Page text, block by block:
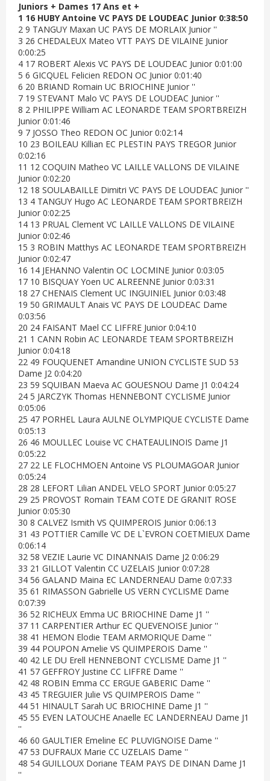
Juniors + Dames 17 Ans et +
1 16 HUBY Antoine VC PAYS DE LOUDEAC Junior 0:38:50
2 9 TANGUY Maxan UC PAYS DE MORLAIX Junior ''
3 26 CHEDALEUX Mateo VTT PAYS DE VILAINE Junior
0:00:25
4 17 ROBERT Alexis VC PAYS DE LOUDEAC Junior 0:01:00
5 6 GICQUEL Felicien REDON OC Junior 0:01:40
6 20 BRIAND Romain UC BRIOCHINE Junior ''
7 19 STEVANT Malo VC PAYS DE LOUDEAC Junior ''
8 2 PHILIPPE William AC LEONARDE TEAM SPORTBREIZH
Junior 0:01:46
9 7 JOSSO Theo REDON OC Junior 0:02:14
10 23 BOILEAU Killian EC PLESTIN PAYS TREGOR Junior
0:02:16
11 12 COQUIN Matheo VC LAILLE VALLONS DE VILAINE
Junior 0:02:20
12 18 SOULABAILLE Dimitri VC PAYS DE LOUDEAC Junior ''
13 4 TANGUY Hugo AC LEONARDE TEAM SPORTBREIZH
Junior 0:02:25
14 13 PRUAL Clement VC LAILLE VALLONS DE VILAINE
Junior 0:02:46
15 3 ROBIN Matthys AC LEONARDE TEAM SPORTBREIZH
Junior 0:02:47
16 14 JEHANNO Valentin OC LOCMINE Junior 0:03:05
17 10 BISQUAY Yoen UC ALREENNE Junior 0:03:31
18 27 CHENAIS Clement UC INGUINIEL Junior 0:03:48
19 50 GRIMAULT Anais VC PAYS DE LOUDEAC Dame
0:03:56
20 24 FAISANT Mael CC LIFFRE Junior 0:04:10
21 1 CANN Robin AC LEONARDE TEAM SPORTBREIZH
Junior 0:04:18
22 49 FOUQUENET Amandine UNION CYCLISTE SUD 53
Dame J2 0:04:20
23 59 SQUIBAN Maeva AC GOUESNOU Dame J1 0:04:24
24 5 JARCZYK Thomas HENNEBONT CYCLISME Junior
0:05:06
25 47 PORHEL Laura AULNE OLYMPIQUE CYCLISTE Dame
0:05:13
26 46 MOULLEC Louise VC CHATEAULINOIS Dame J1
0:05:22
27 22 LE FLOCHMOEN Antoine VS PLOUMAGOAR Junior
0:05:24
28 28 LEFORT Lilian ANDEL VELO SPORT Junior 0:05:27
29 25 PROVOST Romain TEAM COTE DE GRANIT ROSE
Junior 0:05:30
30 8 CALVEZ Ismith VS QUIMPEROIS Junior 0:06:13
31 43 POTTIER Camille VC DE L`EVRON COETMIEUX Dame
0:06:14
32 58 VEZIE Laurie VC DINANNAIS Dame J2 0:06:29
33 21 GILLOT Valentin CC UZELAIS Junior 0:07:28
34 56 GALAND Maina EC LANDERNEAU Dame 0:07:33
35 61 RIMASSON Gabrielle US VERN CYCLISME Dame
0:07:39
36 52 RICHEUX Emma UC BRIOCHINE Dame J1 ''
37 11 CARPENTIER Arthur EC QUEVENOISE Junior ''
38 41 HEMON Elodie TEAM ARMORIQUE Dame ''
39 44 POUPON Amelie VS QUIMPEROIS Dame ''
40 42 LE DU Erell HENNEBONT CYCLISME Dame J1 ''
41 57 GEFFROY Justine CC LIFFRE Dame ''
42 48 ROBIN Emma CC ERGUE GABERIC Dame ''
43 45 TREGUIER Julie VS QUIMPEROIS Dame ''
44 51 HINAULT Sarah UC BRIOCHINE Dame J1 ''
45 55 EVEN LATOUCHE Anaelle EC LANDERNEAU Dame J1
''
46 60 GAULTIER Emeline EC PLUVIGNOISE Dame ''
47 53 DUFRAUX Marie CC UZELAIS Dame ''
48 54 GUILLOUX Doriane TEAM PAYS DE DINAN Dame J1
''